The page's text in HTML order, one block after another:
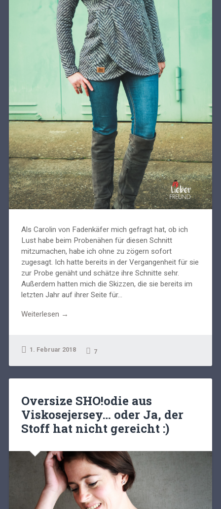
Als Carolin von Fadenkäfer mich gefragt hat, ob ich
Lust habe beim Probenähen für diesen Schnitt
mitzumachen, habe ich ohne zu zögern sofort
zugesagt. Ich hatte bereits in der Vergangenheit für sie
zur Probe genäht und schätze ihre Schnitte sehr.
Außerdem hatten mich die Skizzen, die sie bereits im
letzten Jahr auf ihrer Seite für...
Weiterlesen →
1. Februar 2018 7
Oversize SHO!odie aus
Viskosejersey… oder Ja, der
Stoff hat nicht gereicht :)